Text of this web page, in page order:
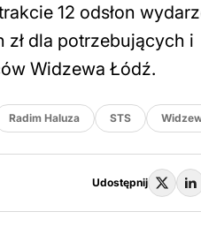
12 odsłon
zł dla potrzebujących i
Widzewa Łódź.
Radim Haluza STS
Udostępnij